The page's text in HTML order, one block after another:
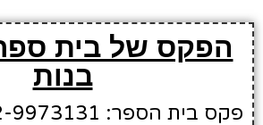
הפקס של בית
בנות
פקס בית הספר: 02-9973131